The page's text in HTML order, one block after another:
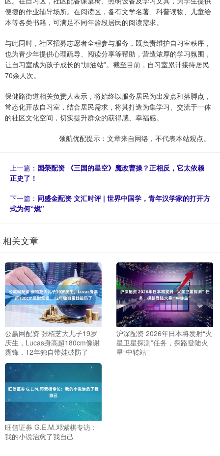
便捷的作业辅导场所。在阅读区，备有文学名著、科普读物、儿童绘
本等各类书籍，可满足不同年龄段居民的阅读需求。
与此同时，社区招募志愿者全程参与服务，既负责维护自习室秩序，
也为青少年提供心理疏导、阅读分享等帮助，营造浓厚的学习氛围，
让自习室成为孩子成长的“加油站”。截至目前，自习室累计接待居民
70余人次。
保健路街道相关负责人表示，将始终以服务居民为出发点和落脚点，
常态化开放自习室，结合居民需求，将其打造为集学习、交流于一体
的社区文化空间，切实提升群众的获得感、幸福感。
领航优配提示：文章来自网络，不代表本站观点。
上一篇： 国榮配资 《三国的星空》魔改曹操？正相反，它太依赖
正史了！
下一篇： 同盛金配资 文汇时评 | 世界中国学，青年汉学家的打开方
式为何“燃”
相关文章
公赢网配资 张栢芝大儿子19岁
庆生，Lucas身高超180cm像谢
霆锋，12年独自带娃破防了
沪深配资 2026年日本将发射“火
星卫星探测”任务，探路登陆火
星“中转站”
旺信证券 G.E.M.邓紫棋专访：
我的小说治愈了我自己